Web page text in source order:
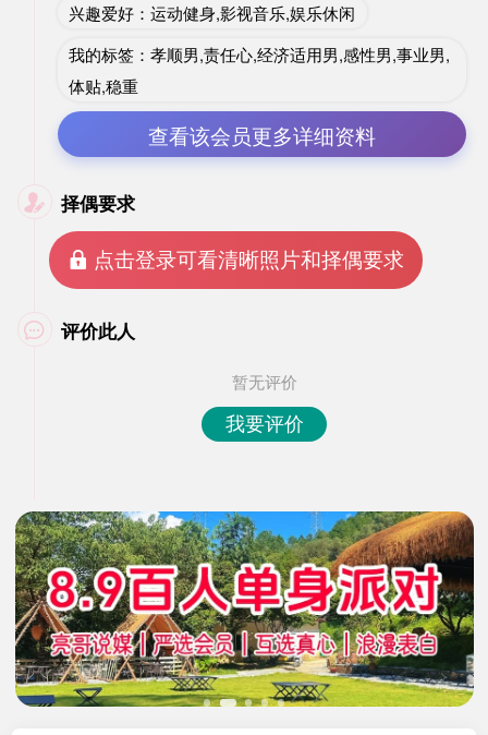
兴趣爱好：运动健身,影视音乐,娱乐休闲
我的标签：孝顺男,责任心,经济适用男,感性男,事业男,
体贴,稳重
查看该会员更多详细资料
 择偶要求
 点击登录可看清晰照片和择偶要求
 评价此人
暂无评价
我要评价